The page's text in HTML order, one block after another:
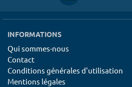
INFORMATIONS
Qui sommes-nous
Contact
Conditions générales d'utilisation
Mentions légales